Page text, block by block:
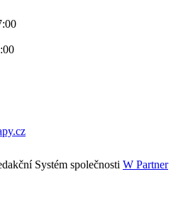
Systém společnosti W Partner